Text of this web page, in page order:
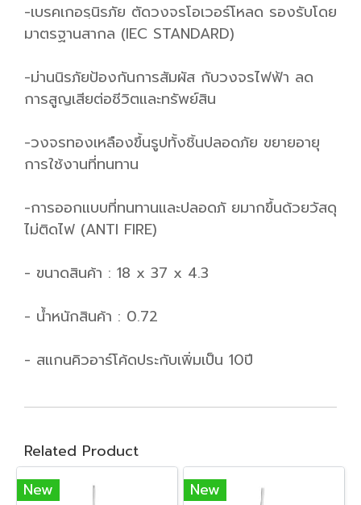
-เบรคเกอรฺนิรภัย ตัดวงจรโอเวอร์โหลด รองรับโดย
มาตรฐานสากล (IEC STANDARD)
-ม่านนิรภัยป้องกันการสัมผัส กับวงจรไฟฟ้า ลด
การสูญเสียต่อชีวิตและทรัพย์สิน
-วงจรทองเหลืองขึ้นรูปทั้งชิ้นปลอดภัย ขยายอายุ
การใช้งานที่ทนทาน
-การออกแบบที่ทนทานและปลอดภั ยมากขึ้นด้วยวัสดุ
ไม่ติดไฟ (ANTI FIRE)
- ขนาดสินค้า : 18 x 37 x 4.3
- น้ำหนักสินค้า : 0.72
- สแกนคิวอาร์โค้ดประกับเพิ่มเป็น 10ปี
Related Product
New
New